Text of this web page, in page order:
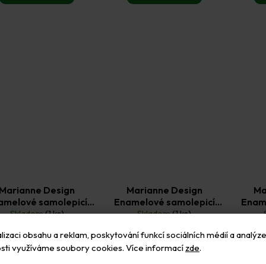
obsahu a reklam, poskytování funkcí sociálních médií a
využíváme soubory cookies. Více informací zde.
Design
samolepicí
156 ks růžové
Skladem(1 ks)
Do košíku
Marianne Design
Enamelové samolepicí
tečky 156 ks třpytivé
Skladem(1 ks)
Do košíku